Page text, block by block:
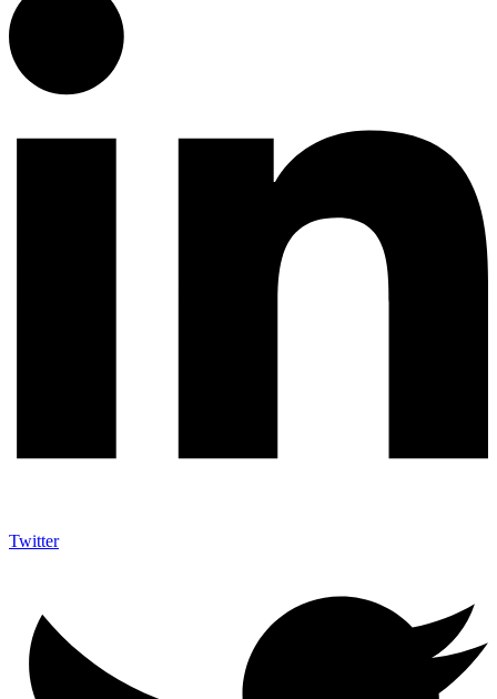
Twitter